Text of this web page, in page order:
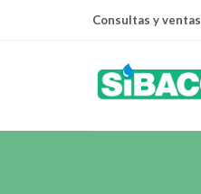
Consultas y ventas